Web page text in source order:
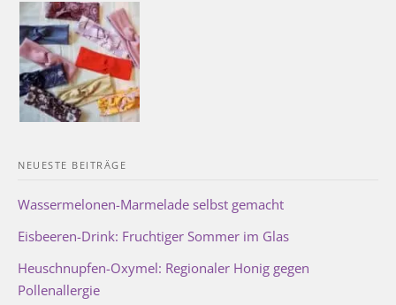
NEUESTE BEITRÄGE
Wassermelonen-Marmelade selbst gemacht
Eisbeeren-Drink: Fruchtiger Sommer im Glas
Heuschnupfen-Oxymel: Regionaler Honig gegen
Pollenallergie